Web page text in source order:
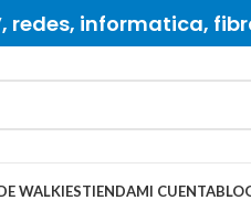
redes, informatica,
WALKIESTIENDAMI CUENTA